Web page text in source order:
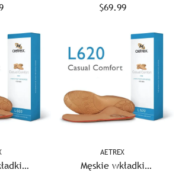
Casual
wkładki ortopedyczne
$69.99
AETREX
Męskie wkładki